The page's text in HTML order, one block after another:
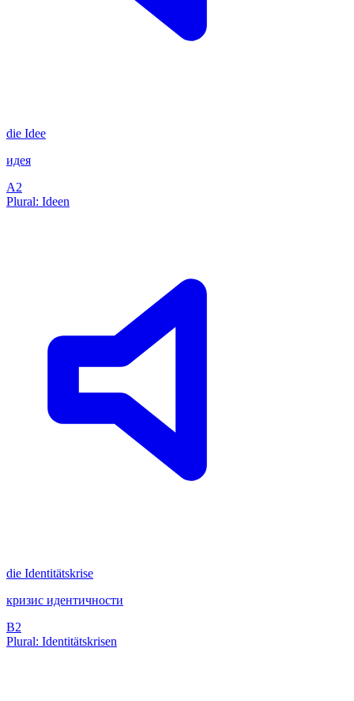
die Idee
идея
A2
Plural: Ideen
die Identitätskrise
кризис идентичности
B2
Plural: Identitätskrisen